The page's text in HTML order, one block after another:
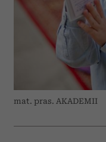
mat. pras. AKADEMII